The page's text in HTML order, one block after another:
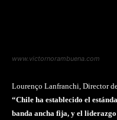
www.victornorambuena.com
Lourenço Lanfranchi, Director
“Chile ha establecido el
banda ancha fija, y el